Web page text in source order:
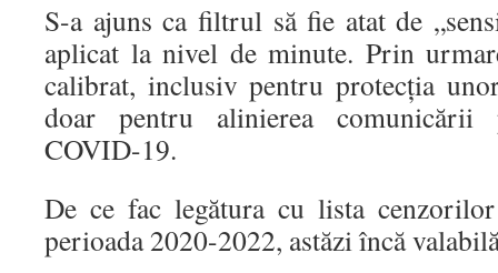
S-a ajuns ca filtrul să fie atat de
aplicat la nivel de minute. Prin
calibrat, inclusiv pentru protecția
doar pentru alinierea comunicării
COVID-19.
De ce fac legătura cu lista
perioada 2020-2022, astăzi încă